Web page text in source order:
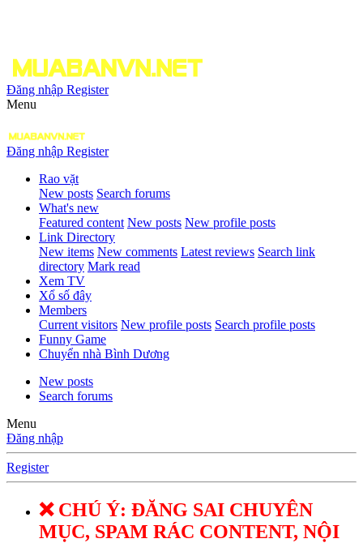
Đăng nhập Register
Menu
Đăng nhập Register
Rao vặt
New posts Search forums
What's new
Featured content New posts New profile posts
Link Directory
New items New comments Latest reviews Search link
directory Mark read
Xem TV
Xổ số đây
Members
Current visitors New profile posts Search profile posts
Funny Game
Chuyển nhà Bình Dương
New posts
Search forums
Menu
Đăng nhập
Register
❌ CHÚ Ý: ĐĂNG SAI CHUYÊN
MỤC, SPAM RÁC CONTENT, NỘI